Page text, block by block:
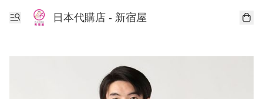
日本代購店 - 新宿屋